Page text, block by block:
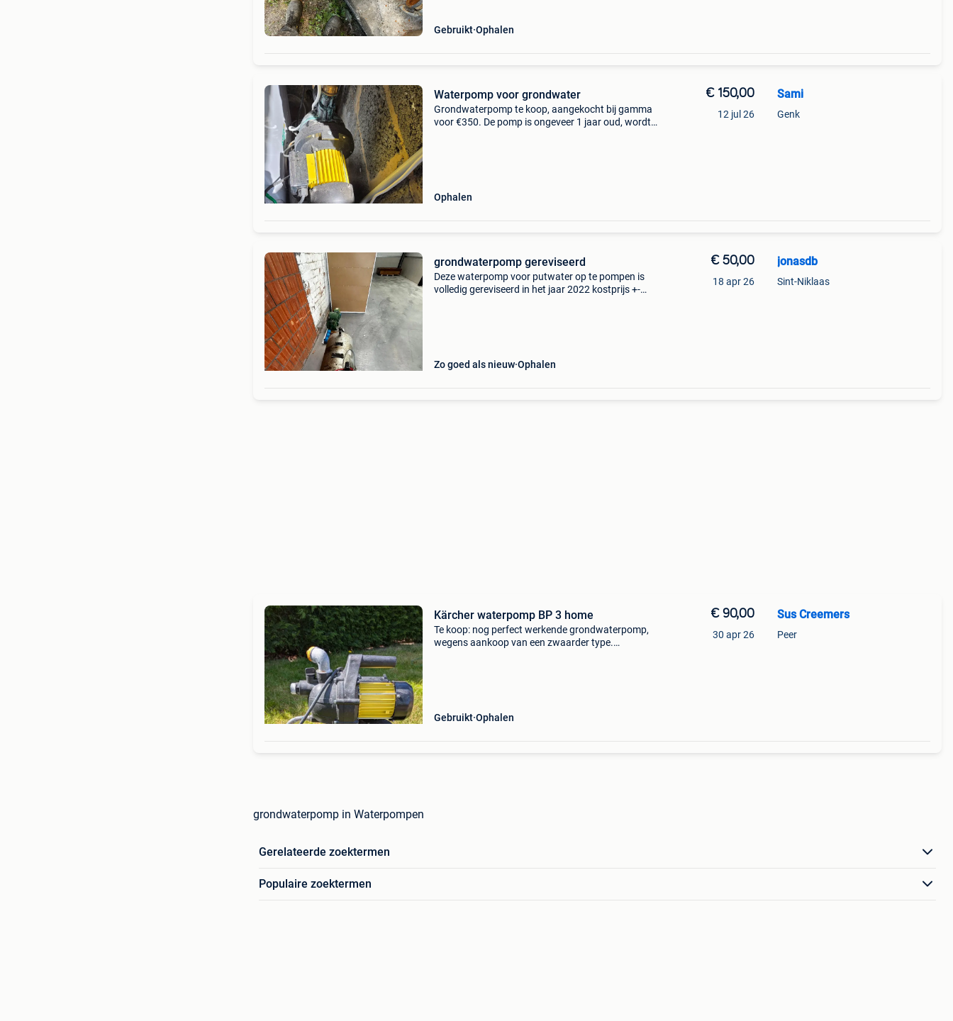
Gebruikt Ophalen
Waterpomp voor grondwater
Grondwaterpomp te koop, aangekocht bij gamma
voor €350. De pomp is ongeveer 1 jaar oud, wordt
Ophalen
€ 150,00
12 jul 26
Sami
Genk
grondwaterpomp gereviseerd
Deze waterpomp voor putwater op te pompen is
volledig gereviseerd in het jaar 2022 kostprijs +-
Zo goed als nieuw Ophalen
€ 50,00
18 apr 26
jonasdb
Sint-Niklaas
Kärcher waterpomp BP 3 home
Te koop: nog perfect werkende grondwaterpomp,
wegens aankoop van een zwaarder type.
Gebruikt Ophalen
€ 90,00
30 apr 26
Sus Creemers
Peer
grondwaterpomp in Waterpompen
Gerelateerde zoektermen
Populaire zoektermen